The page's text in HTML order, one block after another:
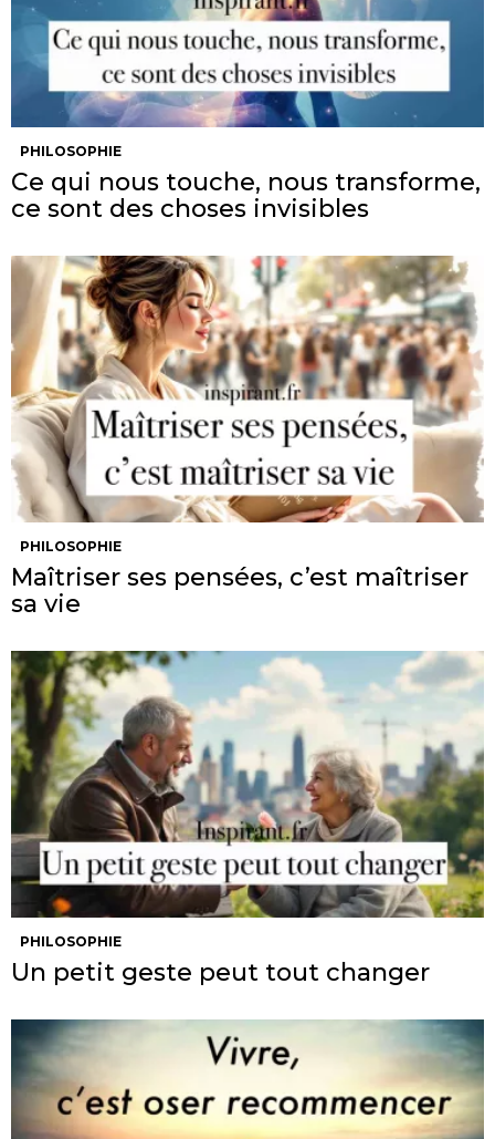
PHILOSOPHIE
Ce qui nous touche, nous transforme,
ce sont des choses invisibles
PHILOSOPHIE
Maîtriser ses pensées, c’est maîtriser
sa vie
PHILOSOPHIE
Un petit geste peut tout changer